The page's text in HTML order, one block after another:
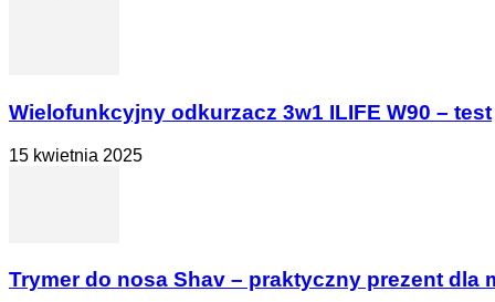
Wielofunkcyjny odkurzacz 3w1 ILIFE W90 – test
15 kwietnia 2025
Trymer do nosa Shav – praktyczny prezent dla